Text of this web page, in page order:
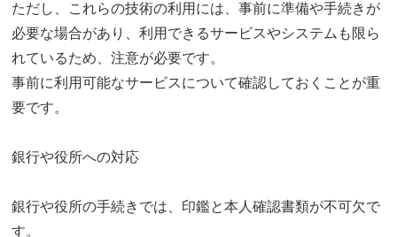
ただし、これらの技術の利用には、事前に準備や手続きが
必要な場合があり、利用できるサービスやシステムも限ら
れているため、注意が必要です。
事前に利用可能なサービスについて確認しておくことが重
要です。
銀行や役所への対応
銀行や役所の手続きでは、印鑑と本人確認書類が不可欠で
す。